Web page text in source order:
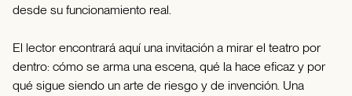
desde su funcionamiento real.
El lector encontrará aquí una invitación a mirar el teatro por
dentro: cómo se arma una escena, qué la hace eficaz y por
qué sigue siendo un arte de riesgo y de invención. Una